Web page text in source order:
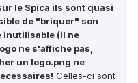
le Spica ils sont quasi
de "briquer" son
inutilisable (il ne
ne s'affiche pas,
un logo.png ne
Celles-ci sont